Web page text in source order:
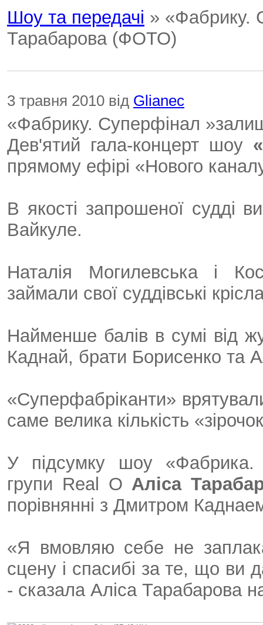
Шоу та передачі » «Фабрику.
Тарабарова (ФОТО)
3 травня 2010 від Glianec
«Фабрику. Суперфінал
Дев'ятий гала-концерт шоу
прямому ефірі «Нового
В якості запрошеної судді
Вайкуле.
Наталія Могилевська і
займали свої суддівські
Найменше балів в сумі від
Каднай, брати Борисенко та
«Суперфабріканти»
саме велика кількість
У підсумку шоу «Фабрика.
групи Real O Аліса
порівнянні з Дмитром
«Я вмовляю себе не
сцену і спасибі за те, що ви
- сказала Аліса Тарабарова